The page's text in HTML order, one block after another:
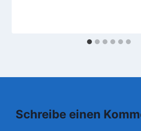
Schreibe einen